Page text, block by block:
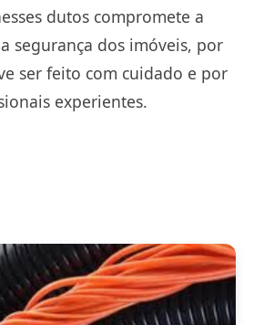
dutos compromete a
segurança dos imóveis, por
ser feito com cuidado e por
experientes.